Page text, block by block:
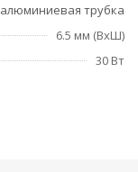
алюминиевая трубка
6.5 мм (ВхШ)
30 Вт